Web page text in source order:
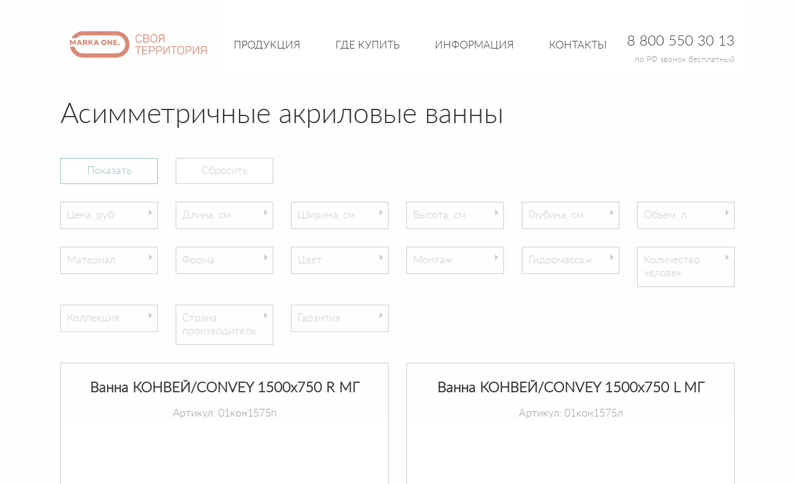
ПРОДУКЦИЯ ГДЕ КУПИТЬ ИНФОРМАЦИЯ КОНТАКТЫ 8 800 550 30 13
по РФ звонок бесплатный
Асимметричные акриловые ванны
Цена, руб: Длина, см Ширина, см Высота, см Глубина, см Объем, л
Материал Форма Цвет Монтаж Гидромассаж
Количество
человек
Коллекция
Страна
производитель
Гарантия
Ванна КОНВЕЙ/CONVEY 1500х750 R МГ
Артикул: 01кон1575п
Ванна КОНВЕЙ/CONVEY 1500х750 L МГ
Артикул: 01кон1575л